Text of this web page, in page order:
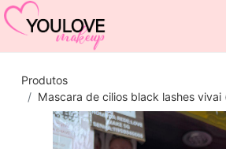
Produtos
Mascara de cilios black lashes